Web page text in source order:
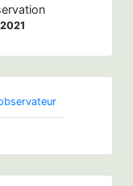
2021